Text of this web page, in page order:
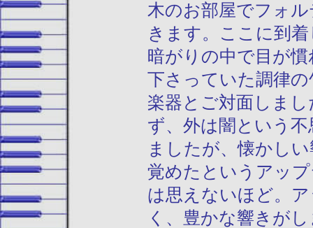
木のお部屋でフォ
きます。ここに到
暗がりの中で目が
下さっていた調律
楽器とご対面しま
ず、外は闇という
ましたが、懐かし
覚めたというアッ
は思えないほど。
く、豊かな響きが